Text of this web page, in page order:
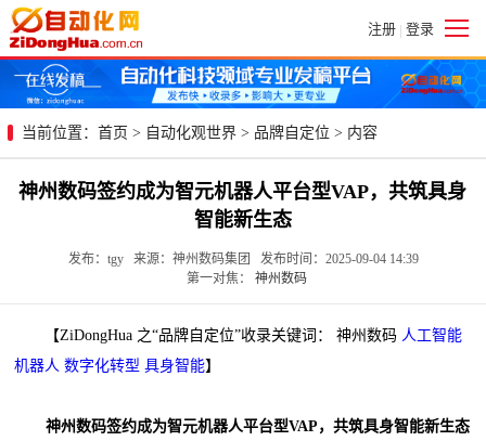
注册 | 登录
当前位置： 首页 > 自动化观世界 > 品牌自定位 > 内容
神州数码签约成为智元机器人平台型VAP，共筑具身
智能新生态
发布：tgy 来源：神州数码集团 发布时间：2025-09-04 14:39
第一对焦： 神州数码
【ZiDongHua 之“品牌自定位”收录关键词： 神州数码 人工智能
机器人 数字化转型 具身智能】
神州数码签约成为智元机器人平台型VAP，共筑具身智能新生态